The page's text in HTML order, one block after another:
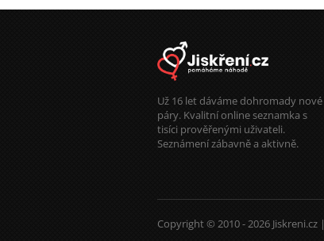
Už 16 let dáváme dohromady nové
páry. Kvalitní online seznamka s
tisíci prověřenými uživateli.
Seznámení zábavně a aktivně.
Copyright © 2010 - 2026 Jiskreni.cz |